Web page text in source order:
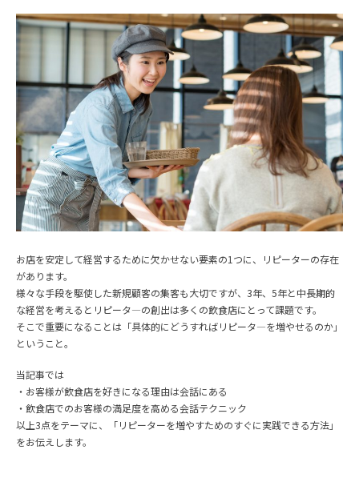
お店を安定して経営するために欠かせない要素の1つに、リピーターの存在
があります。
様々な手段を駆使した新規顧客の集客も大切ですが、3年、5年と中長期的
な経営を考えるとリピータ―の創出は多くの飲食店にとって課題です。
そこで重要になることは「具体的にどうすればリピータ―を増やせるのか」
ということ。
当記事では
・お客様が飲食店を好きになる理由は会話にある
・飲食店でのお客様の満足度を高める会話テクニック
以上3点をテーマに、「リピーターを増やすためのすぐに実践できる方法」
をお伝えします。